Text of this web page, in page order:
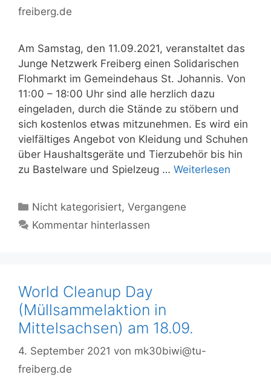
freiberg.de
Am Samstag, den 11.09.2021, veranstaltet das
Junge Netzwerk Freiberg einen Solidarischen
Flohmarkt im Gemeindehaus St. Johannis. Von
11:00 – 18:00 Uhr sind alle herzlich dazu
eingeladen, durch die Stände zu stöbern und
sich kostenlos etwas mitzunehmen. Es wird ein
vielfältiges Angebot von Kleidung und Schuhen
über Haushaltsgeräte und Tierzubehör bis hin
zu Bastelware und Spielzeug … Weiterlesen
Kategorien
Nicht kategorisiert,Vergangene
Kommentar hinterlassen
World Cleanup Day
(Müllsammelaktion in
Mittelsachsen) am 18.09.
4. September 2021 von mk30biwi@tu-
freiberg.de